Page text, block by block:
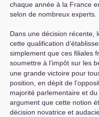
chaque année à la France
selon de nombreux experts.
Dans une décision récente,
cette qualification
simplement que ces filiales
soumettre à l’impôt sur les
une grande victoire pour
position, en dépit de
majorité parlementaire et
argument que cette notion
décision novatrice et